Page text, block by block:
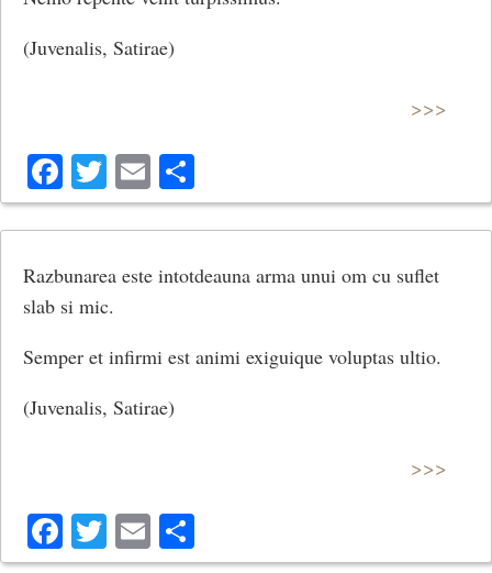
(Juvenalis, Satirae)
>>>
Facebook
Twitter
Email
Razbunarea este intotdeauna arma unui om cu suflet
slab si mic.
Semper et infirmi est animi exiguique voluptas ultio.
(Juvenalis, Satirae)
>>>
Facebook
Twitter
Email